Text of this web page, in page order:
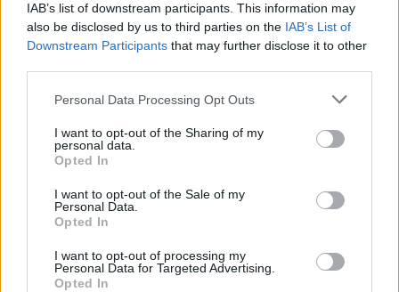
IAB’s list of downstream participants. This information may
also be disclosed by us to third parties on the IAB’s List of
Downstream Participants that may further disclose it to other
Personal Data Processing Opt Outs
I want to opt-out of the Sharing of my
personal data.
Opted In
I want to opt-out of the Sale of my
Personal Data.
Opted In
I want to opt-out of processing my
Personal Data for Targeted Advertising.
Opted In
Les plantes vertes
Une ou plusieurs plantes d’intérieur apportent de la
vie, purifient l’air et donnent une touche chaleureuse.
Optez pour des plantes faciles d’entretien comme le
Les éléments en bois ou en osier
Une étagère en bois, un panier en osier ou une table
basse en palettes recyclées peuvent changer
dépenser beaucoup.